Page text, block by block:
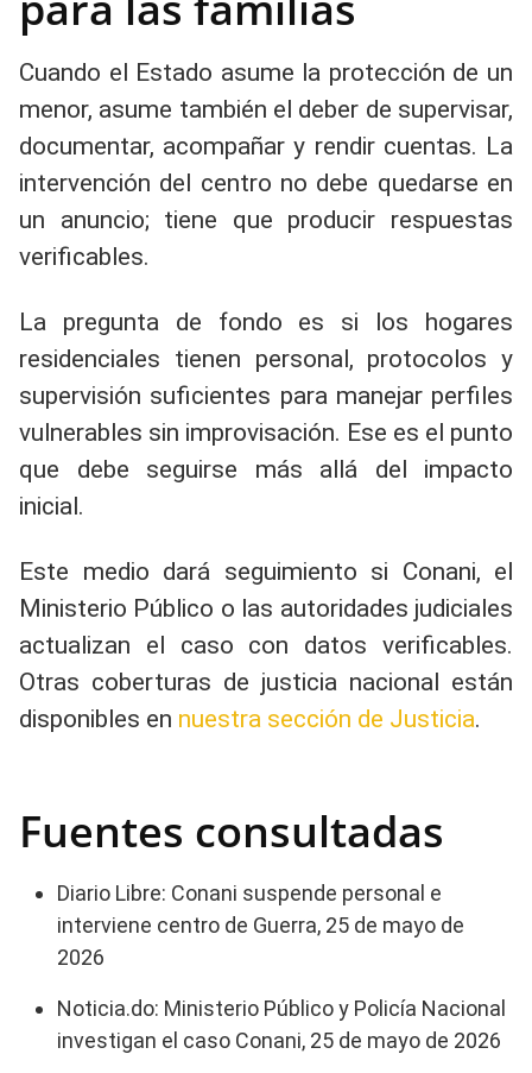
Cuando el Estado asume la protección de un
menor, asume también el deber de supervisar,
documentar, acompañar y rendir cuentas. La
intervención del centro no debe quedarse en
un anuncio; tiene que producir respuestas
verificables.
La pregunta de fondo es si los hogares
residenciales tienen personal, protocolos y
supervisión suficientes para manejar perfiles
vulnerables sin improvisación. Ese es el punto
que debe seguirse más allá del impacto
inicial.
Este medio dará seguimiento si Conani, el
Ministerio Público o las autoridades judiciales
actualizan el caso con datos verificables.
Otras coberturas de justicia nacional están
disponibles en nuestra sección de Justicia.
Fuentes consultadas
Diario Libre: Conani suspende personal e
interviene centro de Guerra, 25 de mayo de
2026
Noticia.do: Ministerio Público y Policía Nacional
investigan el caso Conani, 25 de mayo de 2026